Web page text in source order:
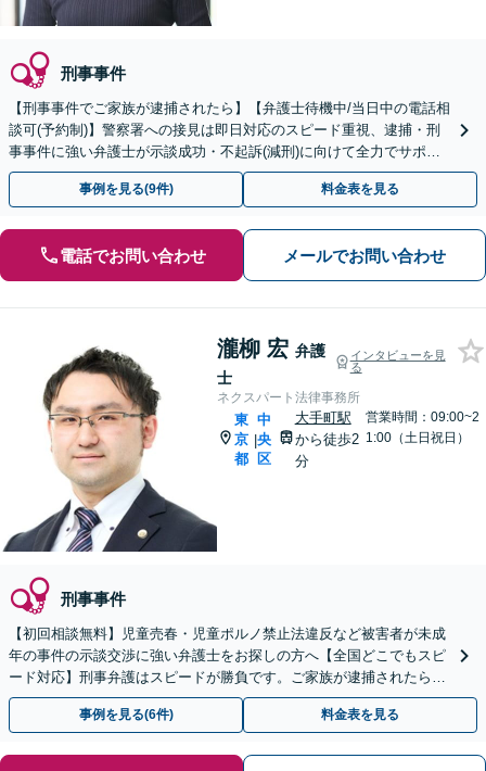
刑事事件
【刑事事件でご家族が逮捕されたら】【弁護士待機中/当日中の電話相
談可(予約制)】警察署への接見は即日対応のスピード重視、逮捕・刑
事事件に強い弁護士が示談成功・不起訴(減刑)に向けて全力でサポー
トします。【加害者側の相談専門】
事例を見る(9件) 料金表を見る
電話でお問い合わせ メールでお問い合わせ
瀧柳 宏 弁護
士
インタビューを見
る
ネクスパート法律事務所
東
京
都
|
中
央
区
大手町駅
から徒歩2
分
営業時間：09:00~2
1:00（土日祝日）
刑事事件
【初回相談無料】児童売春・児童ポルノ禁止法違反など被害者が未成
年の事件の示談交渉に強い弁護士をお探しの方へ【全国どこでもスピ
ード対応】刑事弁護はスピードが勝負です。ご家族が逮捕されたら一
刻も早くご相談ください【24時間365日相談受付】
事例を見る(6件) 料金表を見る